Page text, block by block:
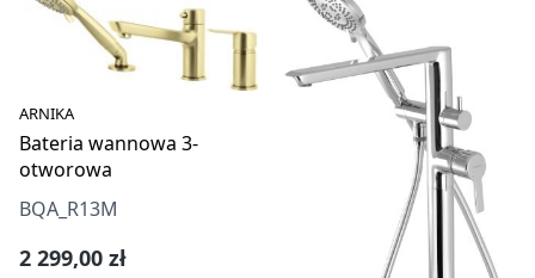
ARNIKA
Bateria wannowa 3-
otworowa
BQA_R13M
Cena regularna:
2 299,00 zł